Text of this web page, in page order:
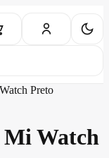
Preto
Watch